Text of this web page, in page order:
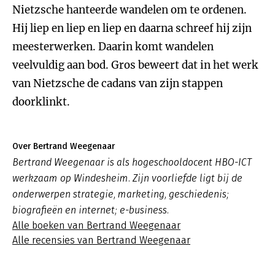
Nietzsche hanteerde wandelen om te ordenen.
Hij liep en liep en liep en daarna schreef hij zijn
meesterwerken. Daarin komt wandelen
veelvuldig aan bod. Gros beweert dat in het werk
van Nietzsche de cadans van zijn stappen
doorklinkt.
Over Bertrand Weegenaar
Bertrand Weegenaar is als hogeschooldocent HBO-ICT
werkzaam op Windesheim. Zijn voorliefde ligt bij de
onderwerpen strategie, marketing, geschiedenis;
biografieën en internet; e-business.
Alle boeken van Bertrand Weegenaar
Alle recensies van Bertrand Weegenaar